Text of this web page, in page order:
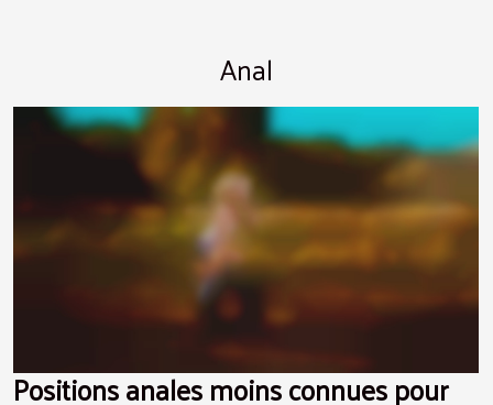
Anal
Positions anales moins connues pour